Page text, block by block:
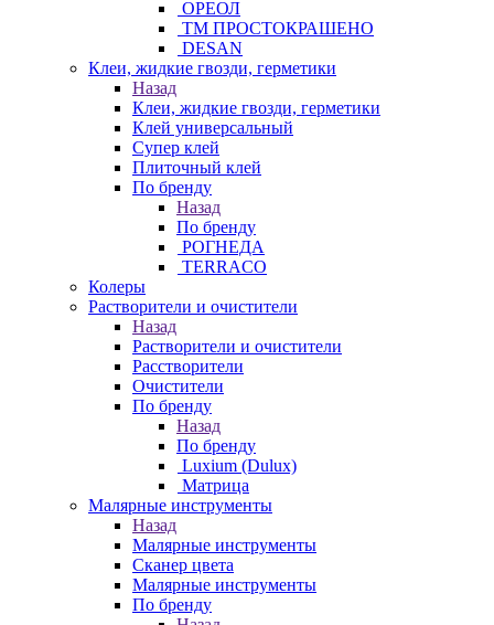
ОРЕОЛ
ТМ ПРОСТОКРАШЕНО
DESAN
Клеи, жидкие гвозди, герметики
Назад
Клеи, жидкие гвозди, герметики
Клей универсальный
Супер клей
Плиточный клей
По бренду
Назад
По бренду
РОГНЕДА
TERRACO
Колеры
Растворители и очистители
Назад
Растворители и очистители
Расстворители
Очистители
По бренду
Назад
По бренду
Luxium (Dulux)
Матрица
Малярные инструменты
Назад
Малярные инструменты
Сканер цвета
Малярные инструменты
По бренду